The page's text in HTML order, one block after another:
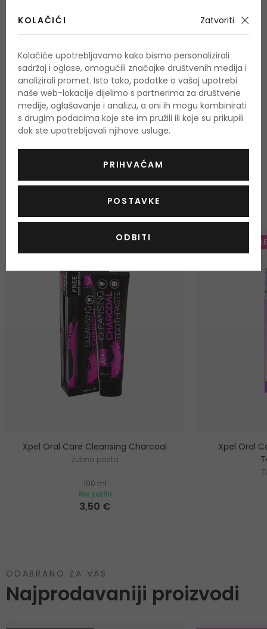
Vas da nam pošaljete e-mail i mi ćemo vam poslati sliku
proizvoda sa prikazanim sastojcima. Proizvođači redovito
Na ovaj način, pobrinut ćemo se da zaprimite aktualni i
ažurirani popis sastojaka.
OSTALI PROIZVODI IZ ASORTIMANA
Xpel Oral Care
Xpel Oral Care Cleansing Charcoal
Zubna pasta
100 ml
Na zalihi
3,50 €
-20%. KOD:
Xpel Oral
ODABRANO ZA VAS
Najprodavaniji proizvodi
KOLAČIĆI Zatvoriti
Kolačiće upotrebljavamo kako bismo personalizirali
sadržaj i oglase, omogućili značajke društvenih medija i
analizirali promet. Isto tako, podatke o vašoj upotrebi
naše web-lokacije dijelimo s partnerima za društvene
medije, oglašavanje i analizu, a oni ih mogu kombinirati
s drugim podacima koje ste im pružili ili koje su prikupili
dok ste upotrebljavali njihove usluge.
PRIHVAĆAM
POSTAVKE
ODBITI